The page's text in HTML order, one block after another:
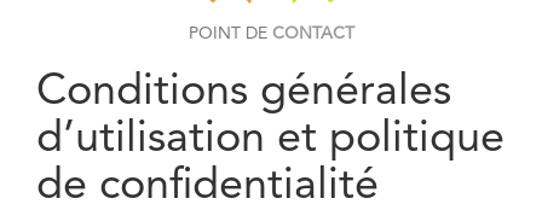
POINT DE CONTACT
Conditions générales
d’utilisation et politique
de confidentialité